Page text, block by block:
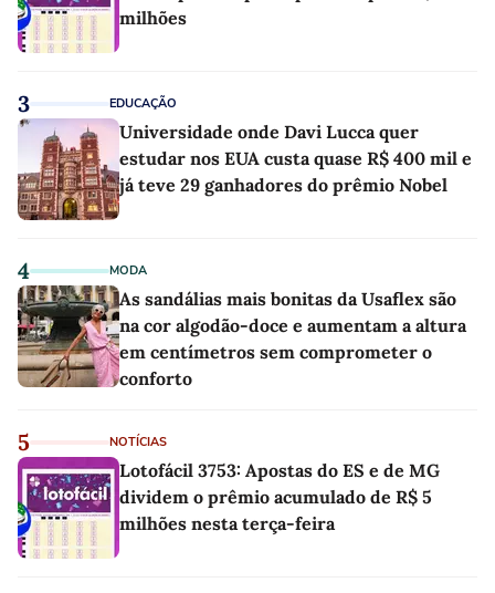
milhões
3 EDUCAÇÃO
Universidade onde Davi Lucca quer
estudar nos EUA custa quase R$ 400 mil e
já teve 29 ganhadores do prêmio Nobel
4 MODA
As sandálias mais bonitas da Usaflex são
na cor algodão-doce e aumentam a altura
em centímetros sem comprometer o
conforto
5 NOTÍCIAS
Lotofácil 3753: Apostas do ES e de MG
dividem o prêmio acumulado de R$ 5
milhões nesta terça-feira